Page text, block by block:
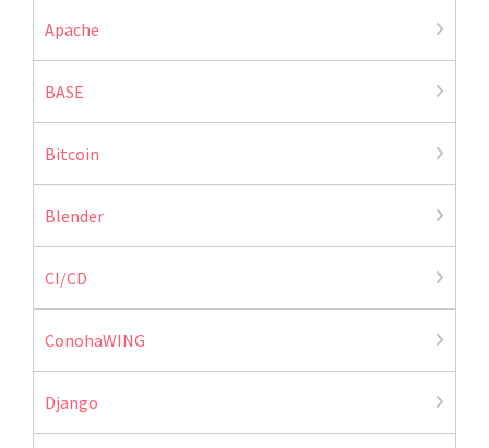
Apache
BASE
Bitcoin
Blender
CI/CD
ConohaWING
Django